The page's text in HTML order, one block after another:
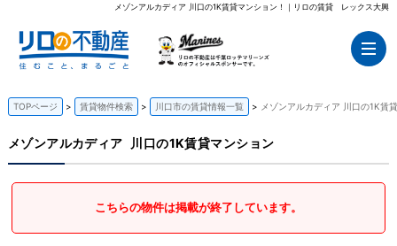
メゾンアルカディア 川口の1K賃貸マンション！｜リロの賃貸 レックス大興
TOPページ 賃貸物件検索 川口市の賃貸情報一覧 メゾンアルカディア 川口の1K賃
メゾンアルカディア 川口の1K賃貸マンション
こちらの物件は掲載が終了しています。